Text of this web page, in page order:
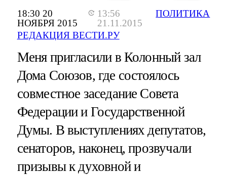
18:30 20
НОЯБРЯ 2015
13:56
21.11.2015
РЕДАКЦИЯ ВЕСТИ.РУ
ПОЛИТИКА
Меня пригласили в Колонный зал
Дома Союзов, где состоялось
совместное заседание Совета
Федерации и Государственной
Думы. В выступлениях депутатов,
сенаторов, наконец, прозвучали
призывы к духовной и